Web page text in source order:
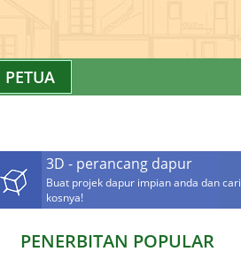
PETUA
3D - perancang dapur
Buat projek dapur impian anda dan cari
kosnya!
PENERBITAN POPULAR